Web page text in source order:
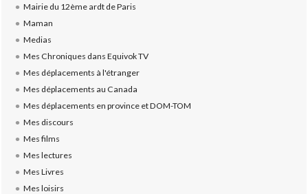
Mairie du 12ème ardt de Paris
Maman
Medias
Mes Chroniques dans Equivok TV
Mes déplacements à l'étranger
Mes déplacements au Canada
Mes déplacements en province et DOM-TOM
Mes discours
Mes films
Mes lectures
Mes Livres
Mes loisirs